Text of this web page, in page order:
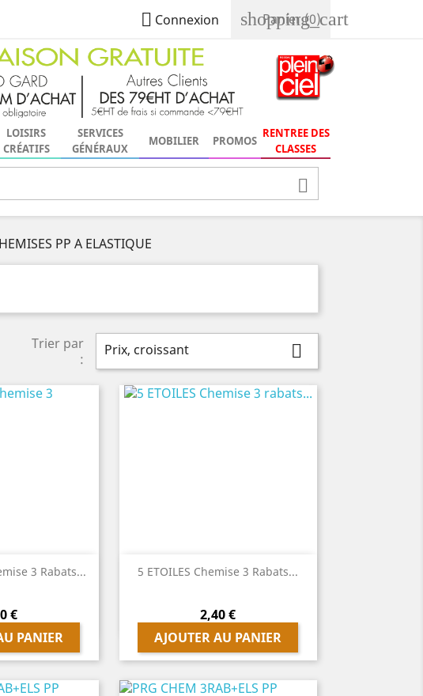
 Connexion shopping_cart
Panier(0)
LOISIRS
CRÉATIFS
SERVICES
GÉNÉRAUX
MOBILIER PROMOS
RENTREE DES
CLASSES

PP A ELASTIQUE
Trier par
:
Prix, croissant 
3 Rabats...
€
PANIER
rapide 5 ETOILES Chemise 3 Rabats...
Prix
2,40 €
AJOUTER AU PANIER
 Aperçu rapide